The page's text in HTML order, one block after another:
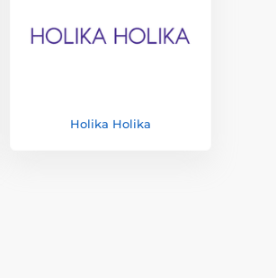
Holika Holika